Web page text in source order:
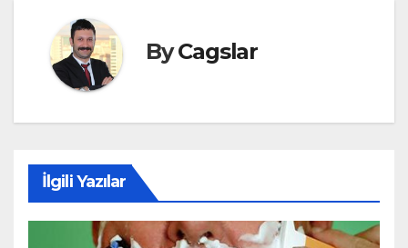
ByCagslar
İlgili Yazılar